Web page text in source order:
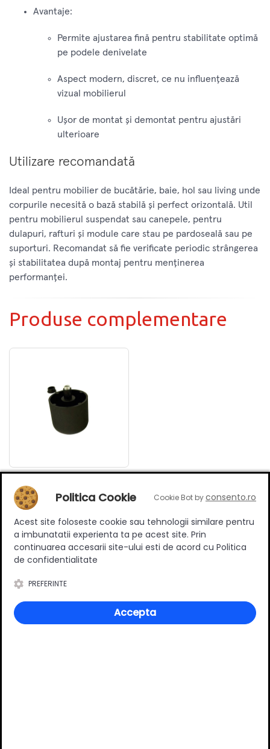
Avantaje:
Permite ajustarea fină pentru stabilitate optimă
pe podele denivelate
Aspect modern, discret, ce nu influențează
vizual mobilierul
Ușor de montat și demontat pentru ajustări
ulterioare
Utilizare recomandată
Ideal pentru mobilier de bucătărie, baie, hol sau living unde
corpurile necesită o bază stabilă şi perfect orizontală. Util
pentru mobilierul suspendat sau canepele, pentru
dulapuri, rafturi şi module care stau pe pardoseală sau pe
suporturi. Recomandat să fie verificate periodic strângerea
și stabilitatea după montaj pentru menținerea
performanței.
Produse complementare
H44, reglaj interior, set 4
bucati
Adauga in cos
Specificatii
Politica Cookie Cookie Bot byconsento.ro
Acest site foloseste cookie sau tehnologii similare pentru
a imbunatatii experienta ta pe acest site. Prin
continuarea accesarii site-ului esti de acord cu Politica
de confidentialitate
PREFERINTE
Accepta